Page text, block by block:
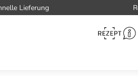
Lieferung